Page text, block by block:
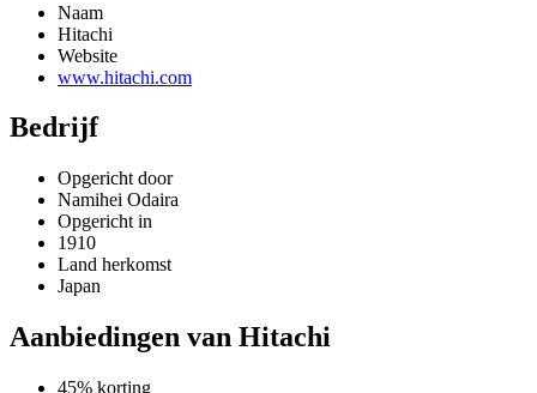
Naam
Hitachi
Website
www.hitachi.com
Bedrijf
Opgericht door
Namihei Odaira
Opgericht in
1910
Land herkomst
Japan
Aanbiedingen van Hitachi
45% korting